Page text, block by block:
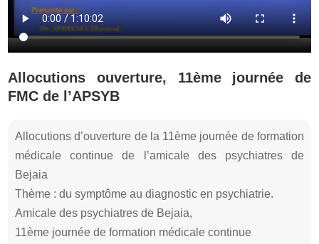
Allocutions ouverture, 11ème journée de
FMC de l’APSYB
Allocutions d’ouverture de la 11ème journée de formation
médicale continue de l’amicale des psychiatres de
Bejaia
Thème : du symptôme au diagnostic en psychiatrie.
Amicale des psychiatres de Bejaia,
11ème journée de formation médicale continue